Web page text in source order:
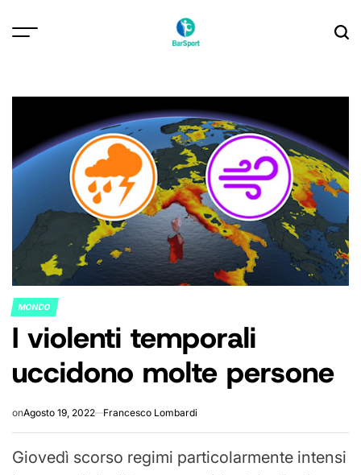
POSTED
IN
MONDO
I violenti temporali
uccidono molte persone
onAgosto 19, 2022 Francesco Lombardi
Giovedì scorso regimi particolarmente intensi